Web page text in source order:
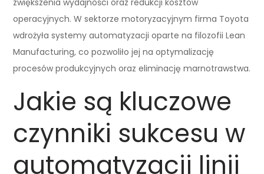
operacyjnych. W sektorze motoryzacyjnym firma Toyota
wdrożyła systemy automatyzacji oparte na filozofii Lean
Manufacturing, co pozwoliło jej na optymalizację
procesów produkcyjnych oraz eliminację marnotrawstwa.
Jakie są kluczowe
czynniki sukcesu w
automatyzacji linii